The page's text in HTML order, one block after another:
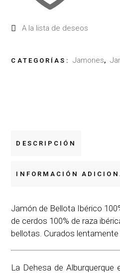
A la lista de deseos
CATEGORÍAS: Jamones,
DESCRIPCIÓN
INFORMACIÓN
Jamón de Bellota Ibérico
de cerdos 100% de raza
bellotas. Curados
La Dehesa de Alburquerque